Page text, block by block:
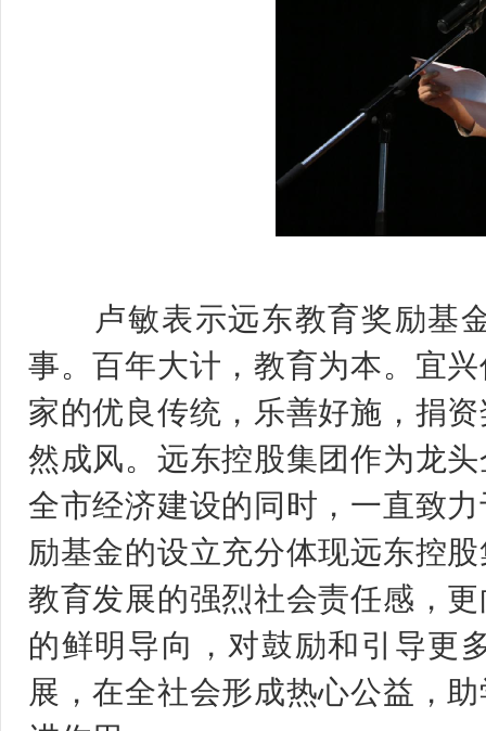
卢敏表示远东教育奖励基金
事。百年大计，教育为本。宜
家的优良传统，乐善好施，捐
然成风。远东控股集团作为龙
全市经济建设的同时，一直致
励基金的设立充分体现远东控
教育发展的强烈社会责任感，
的鲜明导向，对鼓励和引导更
展，在全社会形成热心公益，